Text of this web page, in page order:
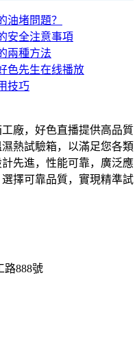
油堵問題？
安全注意事項
兩種方法
色先生在线播放
技巧
廠，好色直播提供高品質
熱試驗箱，以滿足您各類
先進，性能可靠，廣泛應
擇可靠品質，實現精準試
路888號